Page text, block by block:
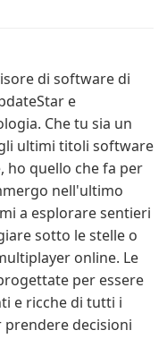
di software di
e
Che tu sia un
ultimi titoli software
ho quello che fa per
nell'ultimo
a esplorare sentieri
sotto le stelle o
online. Le
per essere
e ricche di tutti i
decisioni